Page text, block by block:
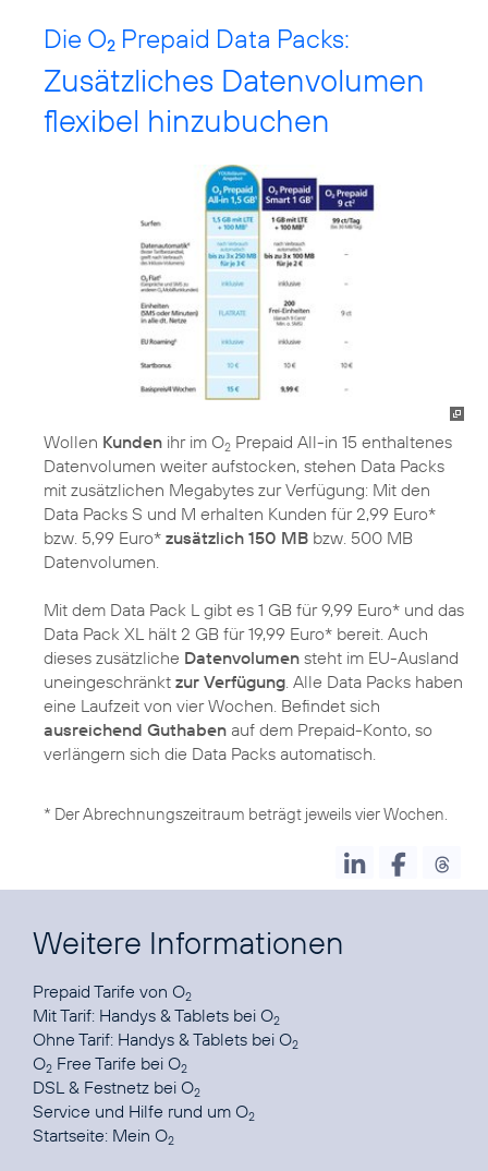
Die O2 Prepaid Data Packs:
Zusätzliches Datenvolumen
flexibel hinzubuchen
Wollen Kunden ihr im O2 Prepaid All-in 15 enthaltenes
Datenvolumen weiter aufstocken, stehen Data Packs
mit zusätzlichen Megabytes zur Verfügung: Mit den
Data Packs S und M erhalten Kunden für 2,99 Euro*
bzw. 5,99 Euro* zusätzlich 150 MB bzw. 500 MB
Datenvolumen.
Mit dem Data Pack L gibt es 1 GB für 9,99 Euro* und das
Data Pack XL hält 2 GB für 19,99 Euro* bereit. Auch
dieses zusätzliche Datenvolumen steht im EU-Ausland
uneingeschränkt zur Verfügung. Alle Data Packs haben
eine Laufzeit von vier Wochen. Befindet sich
ausreichend Guthaben auf dem Prepaid-Konto, so
verlängern sich die Data Packs automatisch.
* Der Abrechnungszeitraum beträgt jeweils vier Wochen.
Weitere Informationen
Prepaid Tarife von O2
Mit Tarif: Handys & Tablets bei O2
Ohne Tarif: Handys & Tablets bei O2
O2 Free Tarife bei O2
DSL & Festnetz bei O2
Service und Hilfe rund um O2
Startseite: Mein O2